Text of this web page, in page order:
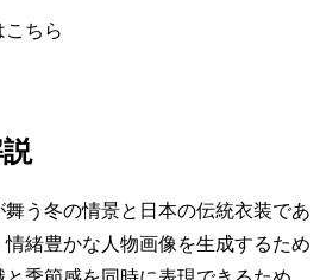
こちら
う冬の情景と日本の伝統衣装であ
緒豊かな人物画像を生成するため